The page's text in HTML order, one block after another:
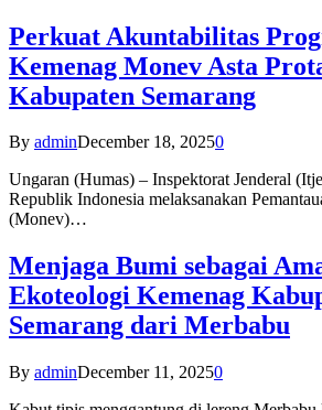
Perkuat Akuntabilitas
Kemenag Monev Asta
Kabupaten Semarang
By adminDecember 18, 20250
Ungaran (Humas) – Inspektorat Jenderal
Republik Indonesia melaksanakan
(Monev)…
Menjaga Bumi sebagai
Ekoteologi Kemenag
Semarang dari Merbabu
By adminDecember 11, 20250